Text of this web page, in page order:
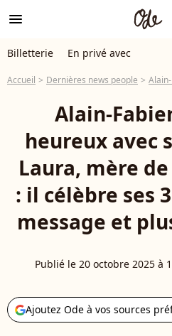
menu
Billetterie En privé avec
Accueil Dernières news people
Alain-
heureux avec
Laura, mère
: il célèbre ses
message et
Publié le 20 octobre 2025 à
Ajoutez Ode à vos sources